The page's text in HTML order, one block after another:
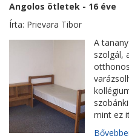
Angolos ötletek - 16 éve
Írta: Prievara Tibor
A
szolgál,
mint ez